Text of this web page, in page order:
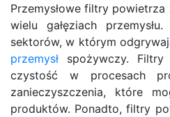
Przemysłowe filtry
wielu gałęziach
sektorów, w którym
przemysł spożywczy.
czystość w procesach
zanieczyszczenia, które
produktów. Ponadto, filtry